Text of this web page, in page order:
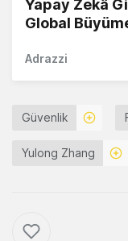
Yapay Zekâ
Global
Adrazzi
Güvenlik
Yulong Zhang